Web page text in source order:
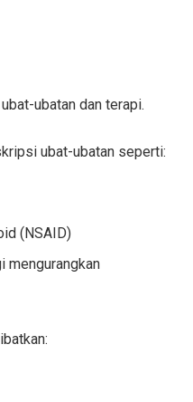
ubatan dan terapi.
ubat-ubatan seperti:
(NSAID)
mengurangkan